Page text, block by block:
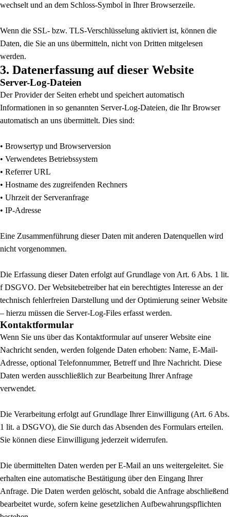
wechselt und an dem Schloss-Symbol in Ihrer Browserzeile.
Wenn die SSL- bzw. TLS-Verschlüsselung aktiviert ist, können die
Daten, die Sie an uns übermitteln, nicht von Dritten mitgelesen
werden.
3. Datenerfassung auf dieser Website
Server-Log-Dateien
Der Provider der Seiten erhebt und speichert automatisch
Informationen in so genannten Server-Log-Dateien, die Ihr Browser
automatisch an uns übermittelt. Dies sind:
• Browsertyp und Browserversion
• Verwendetes Betriebssystem
• Referrer URL
• Hostname des zugreifenden Rechners
• Uhrzeit der Serveranfrage
• IP-Adresse
Eine Zusammenführung dieser Daten mit anderen Datenquellen wird
nicht vorgenommen.
Die Erfassung dieser Daten erfolgt auf Grundlage von Art. 6 Abs. 1 lit.
f DSGVO. Der Websitebetreiber hat ein berechtigtes Interesse an der
technisch fehlerfreien Darstellung und der Optimierung seiner Website
– hierzu müssen die Server-Log-Files erfasst werden.
Kontaktformular
Wenn Sie uns über das Kontaktformular auf unserer Website eine
Nachricht senden, werden folgende Daten erhoben: Name, E-Mail-
Adresse, optional Telefonnummer, Betreff und Ihre Nachricht. Diese
Daten werden ausschließlich zur Bearbeitung Ihrer Anfrage
verwendet.
Die Verarbeitung erfolgt auf Grundlage Ihrer Einwilligung (Art. 6 Abs.
1 lit. a DSGVO), die Sie durch das Absenden des Formulars erteilen.
Sie können diese Einwilligung jederzeit widerrufen.
Die übermittelten Daten werden per E-Mail an uns weitergeleitet. Sie
erhalten eine automatische Bestätigung über den Eingang Ihrer
Anfrage. Die Daten werden gelöscht, sobald die Anfrage abschließend
bearbeitet wurde, sofern keine gesetzlichen Aufbewahrungspflichten